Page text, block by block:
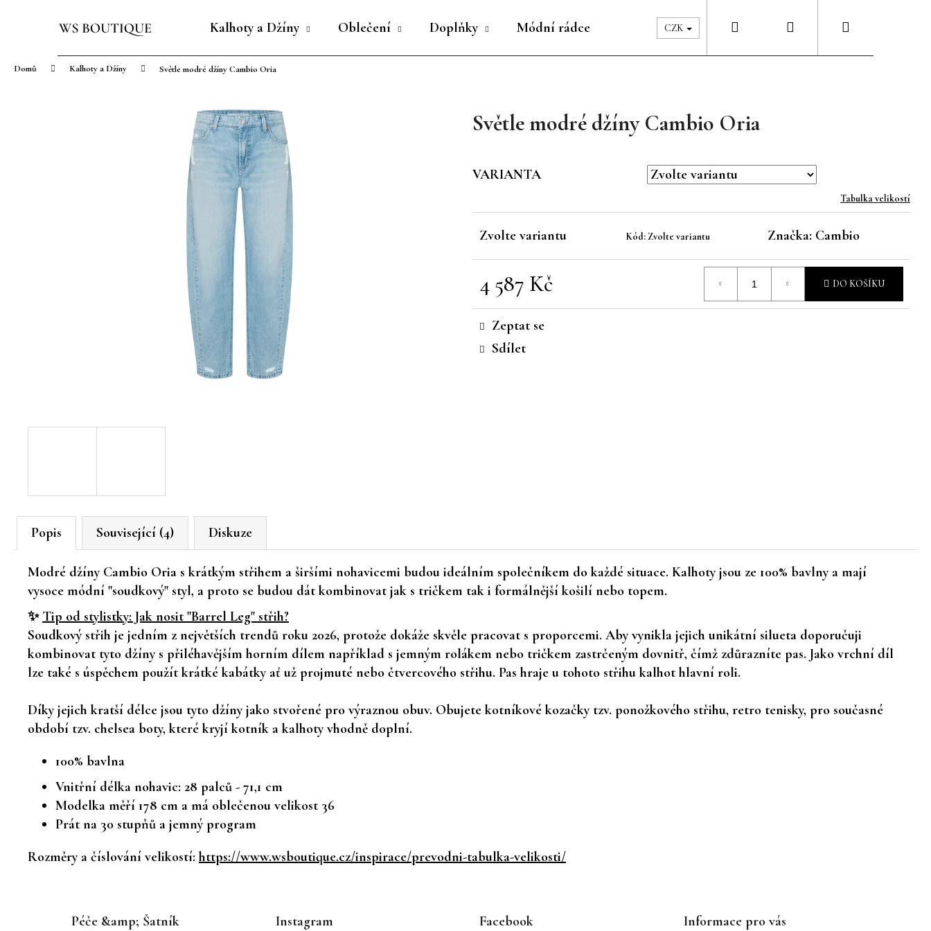
Kalhoty a Džíny Oblečení Doplňky Módní rádce Péče & Šatník Kontakty
CZK Přihlášení
Domů Kalhoty a Džíny Světle modré džíny Cambio Oria
Světle modré džíny Cambio Oria
VARIANTA
Tabulka velikostí
Zvolte variantu Kód: Zvolte variantu Značka: Cambio
4 587 Kč
Měrná
cena:
DO KOŠÍKU
Zeptat se
Sdílet
Popis Související (4) Diskuze
Modré džíny Cambio Oria s krátkým střihem a širšími nohavicemi budou ideálním společníkem do každé situace. Kalhoty jsou ze 100% bavlny a mají
vysoce módní "soudkový" styl, a proto se budou dát kombinovat jak s tričkem tak i formálnější košilí nebo topem.
✨ Tip od stylistky: Jak nosit "Barrel Leg" střih?
Soudkový střih je jedním z největších trendů roku 2026, protože dokáže skvěle pracovat s proporcemi. Aby vynikla jejich unikátní silueta doporučuji
kombinovat tyto džíny s přiléhavějším horním dílem například s jemným rolákem nebo tričkem zastrčeným dovnitř, čímž zdůrazníte pas. Jako vrchní díl
lze také s úspěchem použít krátké kabátky ať už projmuté nebo čtvercového střihu. Pas hraje u tohoto střihu kalhot hlavní roli.
Díky jejich kratší délce jsou tyto džíny jako stvořené pro výraznou obuv. Obujete kotníkové kozačky tzv. ponožkového střihu, retro tenisky, pro současné
období tzv. chelsea boty, které kryjí kotník a kalhoty vhodně doplní.
100% bavlna
Vnitřní délka nohavic: 28 palců - 71,1 cm
Modelka měří 178 cm a má oblečenou velikost 36
Prát na 30 stupňů a jemný program
Rozměry a číslování velikostí: https://www.wsboutique.cz/inspirace/prevodni-tabulka-velikosti/
Zpět
obchodu
Zpět
obchodu
HLEDAT
Péče &amp; Šatník Instagram Facebook Informace pro vás